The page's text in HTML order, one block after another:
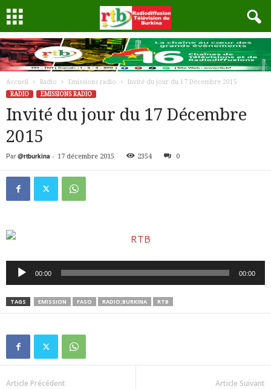
Accueil Radio Emissions radio
Invité du jour du 17 Décembre 2015
RADIO
EMISSIONS RADIO
Invité du jour du 17 Décembre
2015
Par @rtburkina - 17 décembre 2015 2354 0
Lecteur
audio
00:00 00:00
TAGS EMISSION FASO RADIO;BURKINA RTB
Article Précédent Article Suivant